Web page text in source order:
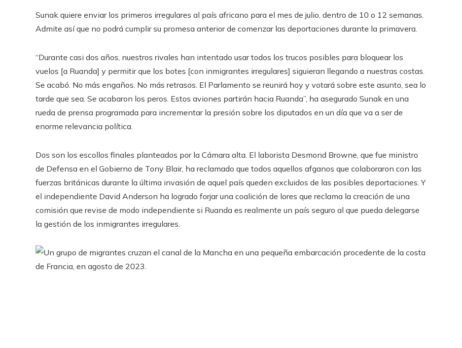
Sunak quiere enviar los primeros irregulares al país africano para el mes de julio, dentro de 10 o 12 semanas.
Admite así que no podrá cumplir su promesa anterior de comenzar las deportaciones durante la primavera.
“Durante casi dos años, nuestros rivales han intentado usar todos los trucos posibles para bloquear los
vuelos [a Ruanda] y permitir que los botes [con inmigrantes irregulares] siguieran llegando a nuestras costas.
Se acabó. No más engaños. No más retrasos. El Parlamento se reunirá hoy y votará sobre este asunto, sea lo
tarde que sea. Se acabaron los peros. Estos aviones partirán hacia Ruanda”, ha asegurado Sunak en una
rueda de prensa programada para incrementar la presión sobre los diputados en un día que va a ser de
enorme relevancia política.
Dos son los escollos finales planteados por la Cámara alta. El laborista Desmond Browne, que fue ministro
de Defensa en el Gobierno de Tony Blair, ha reclamado que todos aquellos afganos que colaboraron con las
fuerzas británicas durante la última invasión de aquel país queden excluidos de las posibles deportaciones. Y
el independiente David Anderson ha logrado forjar una coalición de lores que reclama la creación de una
comisión que revise de modo independiente si Ruanda es realmente un país seguro al que pueda delegarse
la gestión de los inmigrantes irregulares.